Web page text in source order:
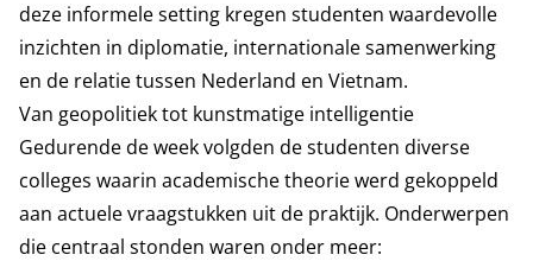
deze informele setting kregen studenten waardevolle
inzichten in diplomatie, internationale samenwerking
en de relatie tussen Nederland en Vietnam.
Van geopolitiek tot kunstmatige intelligentie
Gedurende de week volgden de studenten diverse
colleges waarin academische theorie werd gekoppeld
aan actuele vraagstukken uit de praktijk. Onderwerpen
die centraal stonden waren onder meer: